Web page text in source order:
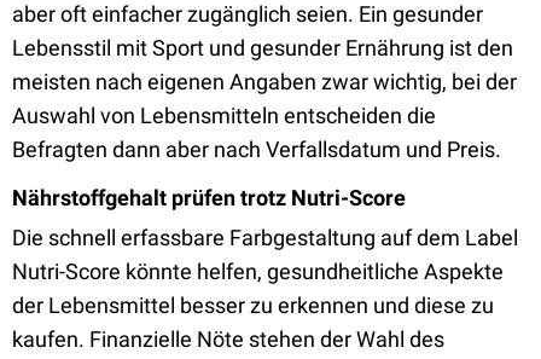
aber oft einfacher zugänglich seien. Ein gesunder
Lebensstil mit Sport und gesunder Ernährung ist den
meisten nach eigenen Angaben zwar wichtig, bei der
Auswahl von Lebensmitteln entscheiden die
Befragten dann aber nach Verfallsdatum und Preis.
Nährstoffgehalt prüfen trotz Nutri-Score
Die schnell erfassbare Farbgestaltung auf dem Label
Nutri-Score könnte helfen, gesundheitliche Aspekte
der Lebensmittel besser zu erkennen und diese zu
kaufen. Finanzielle Nöte stehen der Wahl des